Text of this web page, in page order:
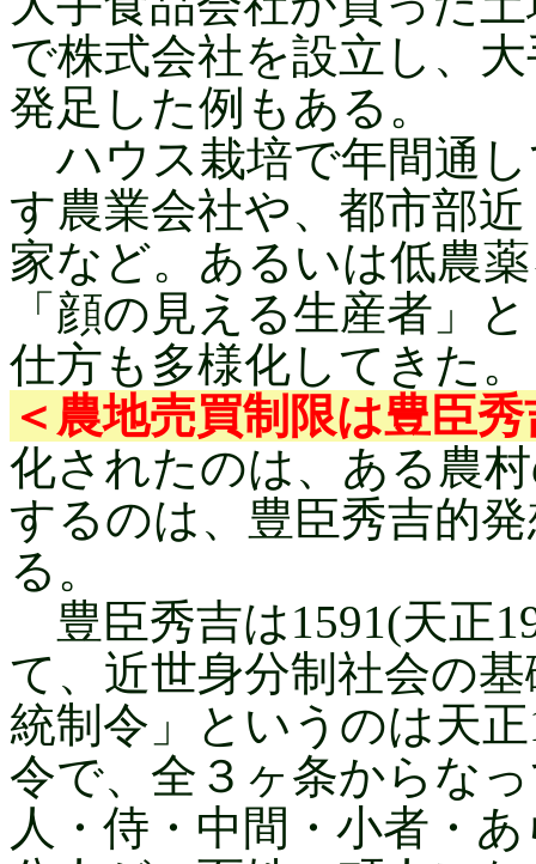
で株式会社を設立し、
発足した例もある。
ハウス栽培で年間通
す農業会社や、都市部
家など。あるいは低農
「顔の見える生産者」
仕方も多様化してきた。
＜農地売買制限は豊臣
化されたのは、ある農
するのは、豊臣秀吉的
る。
豊臣秀吉は1591(天正
て、近世身分制社会の
統制令」というのは天
令で、全３ヶ条からな
人・侍・中間・小者・